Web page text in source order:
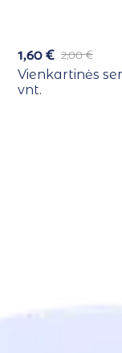
2,00€
1,60€
Vienkartinės
vnt.